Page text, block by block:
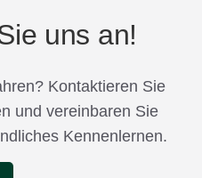
uns an!
Kontaktieren Sie
und vereinbaren Sie
Kennenlernen.